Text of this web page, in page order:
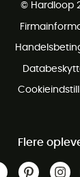
© Hardloop
Flere